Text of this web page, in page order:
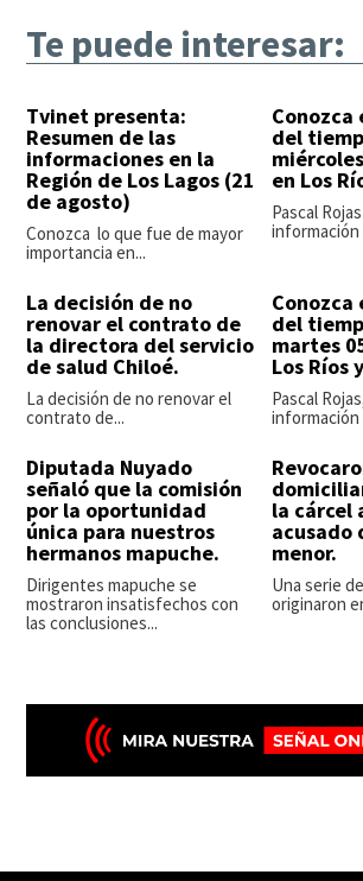
Te puede interesar:
Tvinet presenta:
Resumen de las
informaciones en la
Región de Los Lagos (21
de agosto)
Conozca lo que fue de mayor
importancia en...
Conozca
del
en Los
Pascal
La decisión de no
renovar el contrato de
la directora del servicio
de salud Chiloé.
La decisión de no renovar el
contrato de...
Conozca
del
martes
Los Ríos
Pascal
información
Diputada Nuyado
señaló que la comisión
por la oportunidad
única para nuestros
hermanos mapuche.
Dirigentes mapuche se
mostraron insatisfechos con
las conclusiones...
la cárcel
acusado
menor.
Una serie
originaron